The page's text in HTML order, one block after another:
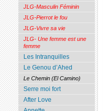
JLG-Masculin Féminin
JLG-Pierrot le fou
JLG-Vivre sa vie
JLG- Une femme est une
femme
Les Intranquilles
Le Genou d’Ahed
Le Chemin (El Camino)
Serre moi fort
After Love